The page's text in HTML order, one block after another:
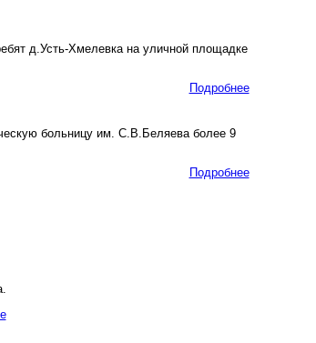
д.Усть-Хмелевка на уличной площадке
Подробнее
больницу им. С.В.Беляева более 9
Подробнее